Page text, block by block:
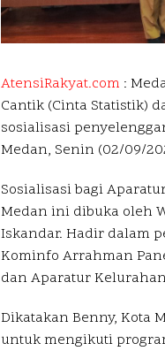
AtensiRakyat.com :
Cantik (Cinta Statistik)
sosialisasi
Medan, Senin (02/09/
Sosialisasi bagi
Medan ini dibuka oleh
Iskandar. Hadir dalam
Kominfo Arrahman
dan Aparatur
Dikatakan Benny, Kota
untuk mengikuti